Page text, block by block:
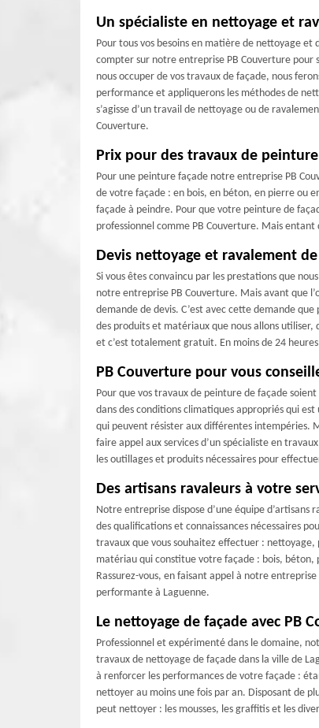
Un spécialiste en nettoyage et
Pour tous vos besoins en matière de nettoyage et
compter sur notre entreprise PB Couverture pour
nous occuper de vos travaux de façade, nous
performance et appliquerons les méthodes de
s’agisse d’un travail de nettoyage ou de
Couverture.
Prix pour des travaux de
Pour une peinture façade notre entreprise PB
de votre façade : en bois, en béton, en pierre ou
façade à peindre. Pour que votre peinture de
professionnel comme PB Couverture. Mais
Devis nettoyage et ravalement
Si vous êtes convaincu par les prestations que
notre entreprise PB Couverture. Mais avant que
demande de devis. C’est avec cette demande
des produits et matériaux que nous allons utiliser,
et c’est totalement gratuit. En moins de 24
PB Couverture pour vous
Pour que vos travaux de peinture de façade
dans des conditions climatiques appropriés qui
qui peuvent résister aux différentes intempéries.
faire appel aux services d’un spécialiste en
les outillages et produits nécessaires pour
Des artisans ravaleurs à votre
Notre entreprise dispose d’une équipe d’artisans
des qualifications et connaissances nécessaires
travaux que vous souhaitez effectuer :
matériau qui constitue votre façade : bois, béton,
Rassurez-vous, en faisant appel à notre
performante à Laguenne.
Le nettoyage de façade avec PB
Professionnel et expérimenté dans le domaine,
travaux de nettoyage de façade dans la ville de
à renforcer les performances de votre façade :
nettoyer au moins une fois par an. Disposant de
peut nettoyer : les mousses, les graffitis et les